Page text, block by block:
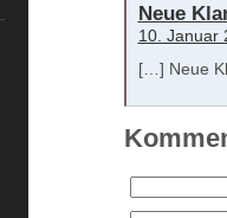
Neue
10. Januar
[…] Neue